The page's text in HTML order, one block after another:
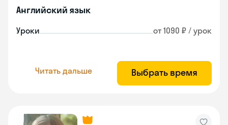
Английский язык
Уроки от 1090 ₽ / урок
Читать дальше Выбрать время